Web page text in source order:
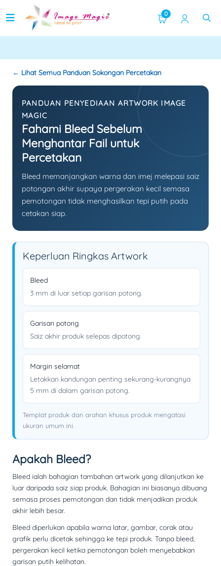
0
← Lihat Semua Panduan Sokongan Percetakan
PANDUAN PENYEDIAAN ARTWORK IMAGE
MAGIC
Fahami Bleed Sebelum
Menghantar Fail untuk
Percetakan
Bleed memanjangkan warna dan imej melepasi saiz
potongan akhir supaya pergerakan kecil semasa
pemotongan tidak menghasilkan tepi putih pada
cetakan siap.
Keperluan Ringkas Artwork
Bleed
3 mm di luar setiap garisan potong.
Garisan potong
Saiz akhir produk selepas dipotong.
Margin selamat
Letakkan kandungan penting sekurang-kurangnya
5 mm di dalam garisan potong.
Templat produk dan arahan khusus produk mengatasi
ukuran umum ini.
Apakah Bleed?
Bleed ialah bahagian tambahan artwork yang dilanjutkan ke
luar daripada saiz siap produk. Bahagian ini biasanya dibuang
semasa proses pemotongan dan tidak menjadikan produk
akhir lebih besar.
Bleed diperlukan apabila warna latar, gambar, corak atau
grafik perlu dicetak sehingga ke tepi produk. Tanpa bleed,
pergerakan kecil ketika pemotongan boleh menyebabkan
garisan putih kelihatan.